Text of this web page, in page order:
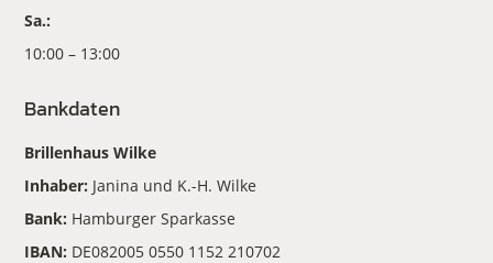
Sa.:
10:00 – 13:00
Bankdaten
Brillenhaus Wilke
Inhaber: Janina und K.-H. Wilke
Bank: Hamburger Sparkasse
IBAN: DE082005 0550 1152 210702